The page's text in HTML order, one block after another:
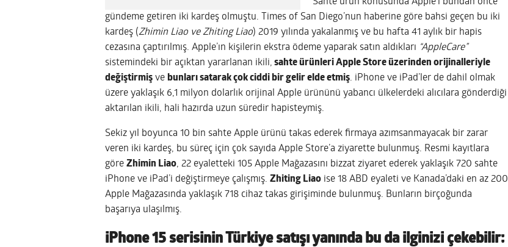
gündeme getiren iki kardeş olmuştu. Times of San Diego’nun haberine göre bahsi geçen bu iki
kardeş (Zhimin Liao ve Zhiting Liao) 2019 yılında yakalanmış ve bu hafta 41 aylık bir hapis
cezasına çaptırılmış. Apple’ın kişilerin ekstra ödeme yaparak satın aldıkları “AppleCare”
sistemindeki bir açıktan yararlanan ikili, sahte ürünleri Apple Store üzerinden orijinalleriyle
değiştirmiş ve bunları satarak çok ciddi bir gelir elde etmiş. iPhone ve iPad’ler de dahil olmak
üzere yaklaşık 6,1 milyon dolarlık orijinal Apple ürününü yabancı ülkelerdeki alıcılara gönderdiği
aktarılan ikili, hali hazırda uzun süredir hapisteymiş.
Sekiz yıl boyunca 10 bin sahte Apple ürünü takas ederek firmaya azımsanmayacak bir zarar
veren iki kardeş, bu süreç için çok sayıda Apple Store’a ziyarette bulunmuş. Resmi kayıtlara
göre Zhimin Liao, 22 eyaletteki 105 Apple Mağazasını bizzat ziyaret ederek yaklaşık 720 sahte
iPhone ve iPad’i değiştirmeye çalışmış. Zhiting Liao ise 18 ABD eyaleti ve Kanada’daki en az 200
Apple Mağazasında yaklaşık 718 cihaz takas girişiminde bulunmuş. Bunların birçoğunda
başarıya ulaşılmış.
iPhone 15 serisinin Türkiye satışı yanında bu da ilginizi çekebilir: